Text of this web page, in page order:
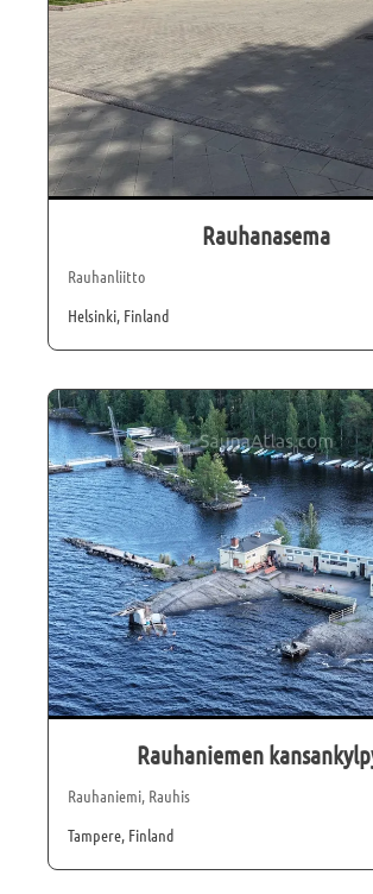
Rauhanasema
Rauhanliitto
Helsinki, Finland
Rauhaniemen
Rauhaniemi, Rauhis
Tampere, Finland